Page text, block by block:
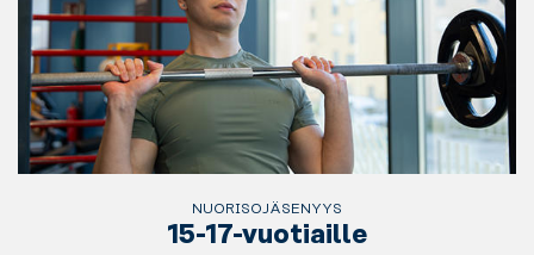
NUORISOJÄSENYYS
15-17-vuotiaille